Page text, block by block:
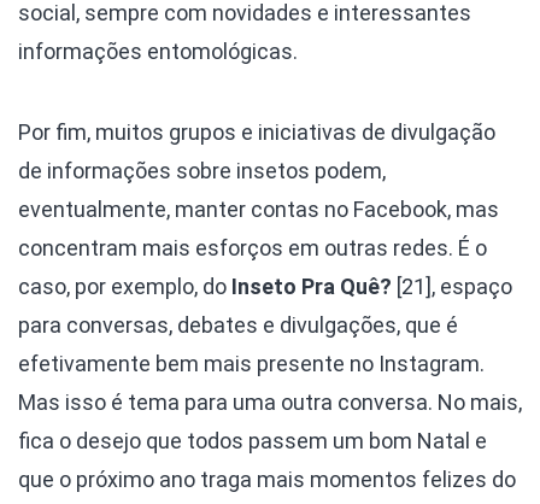
social, sempre com novidades e interessantes
informações entomológicas.
Por fim, muitos grupos e iniciativas de divulgação
de informações sobre insetos podem,
eventualmente, manter contas no Facebook, mas
concentram mais esforços em outras redes. É o
caso, por exemplo, do Inseto Pra Quê? [21], espaço
para conversas, debates e divulgações, que é
efetivamente bem mais presente no Instagram.
Mas isso é tema para uma outra conversa. No mais,
fica o desejo que todos passem um bom Natal e
que o próximo ano traga mais momentos felizes do